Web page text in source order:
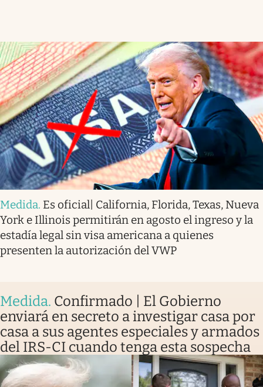
Medida. Es oficial| California, Florida, Texas, Nueva
York e Illinois permitirán en agosto el ingreso y la
estadía legal sin visa americana a quienes
presenten la autorización del VWP
Medida. Confirmado | El Gobierno
enviará en secreto a investigar casa por
casa a sus agentes especiales y armados
del IRS-CI cuando tenga esta sospecha